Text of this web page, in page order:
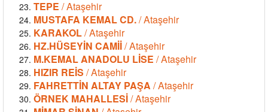
TEPE / Ataşehir
MUSTAFA KEMAL CD./ Ataşehir
KARAKOL/ Ataşehir
HZ.HÜSEYİN CAMİİ/ Ataşehir
M.KEMAL ANADOLU LİSE / Ataşehir
HIZIR REİS / Ataşehir
FAHRETTİN ALTAY PAŞA / Ataşehir
ÖRNEK MAHALLESİ/ Ataşehir